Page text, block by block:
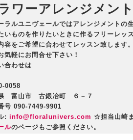
ワーアレンジメン
ラルユニヴェールではアレンジメントの
いものを作りたいときに作るフリーレッ
容をご希望に合わせてレッスン致します
気軽にお問合せ下さい！
合わせは
0058
富山市 古鍛冶町 ６－７
号 090-7449-9901
: info@floralunivers.com ☆担当山崎
ルのページもご参照ください。